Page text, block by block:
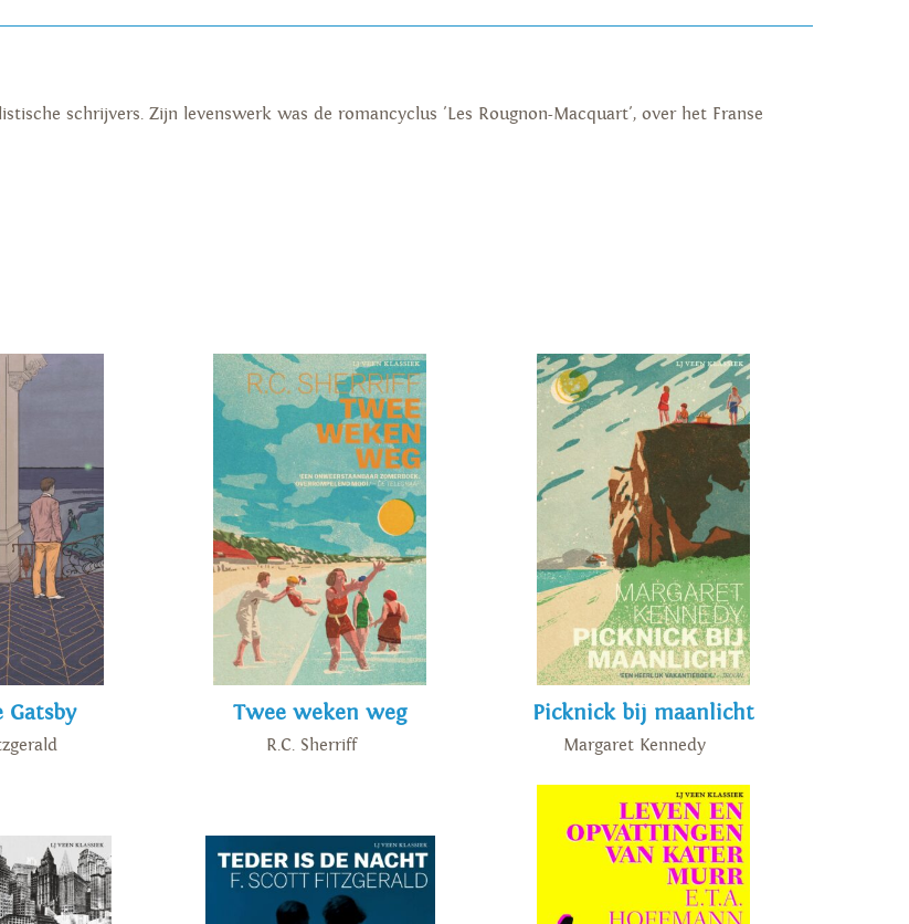
schrijvers. Zijn levenswerk was de romancyclus 'Les Rougnon-Macquart', over het Franse
Gatsby Twee weken weg
R.C. Sherriff
Picknick bij maanlicht
Margaret Kennedy